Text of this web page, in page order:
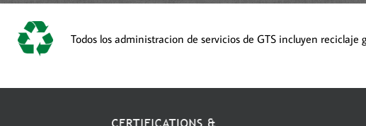
Todos los administracion de servicios de GTS incluyen reciclaje